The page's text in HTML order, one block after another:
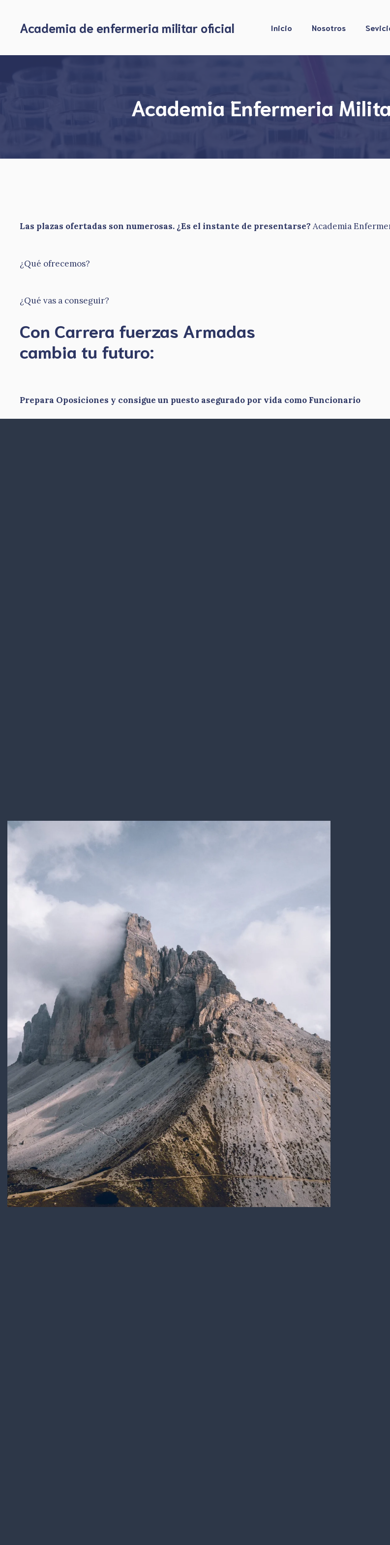
contentAcademia de enfermeria militar oficial Inicio Nosotros
Academia Enfermeria
Las plazas ofertadas son numerosas. ¿Es el instante de presentarse? Academia
¿Qué ofrecemos?
¿Qué vas a conseguir?
Con Carrera fuerzas Armadas
​cambia tu futuro:
Prepara Oposiciones y consigue un puesto asegurado por vida como Funcionario